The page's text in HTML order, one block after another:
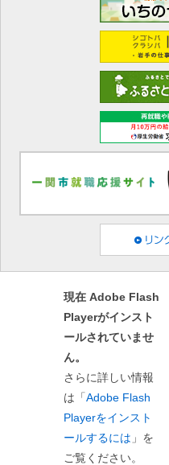
現在 Adobe Flash
Playerがインスト
ールされていませ
ん。
さらに詳しい情報
は「Adobe Flash
Playerをインスト
ールするには 」を
ご覧ください。